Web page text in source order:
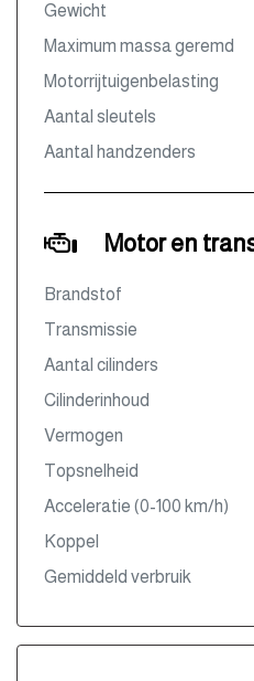
Gewicht
Maximum massa geremd
Motorrijtuigenbelasting
Aantal sleutels
Aantal handzenders
Motor en
Brandstof
Transmissie
Aantal cilinders
Cilinderinhoud
Vermogen
Topsnelheid
Acceleratie (0-100 km/h)
Koppel
Gemiddeld verbruik